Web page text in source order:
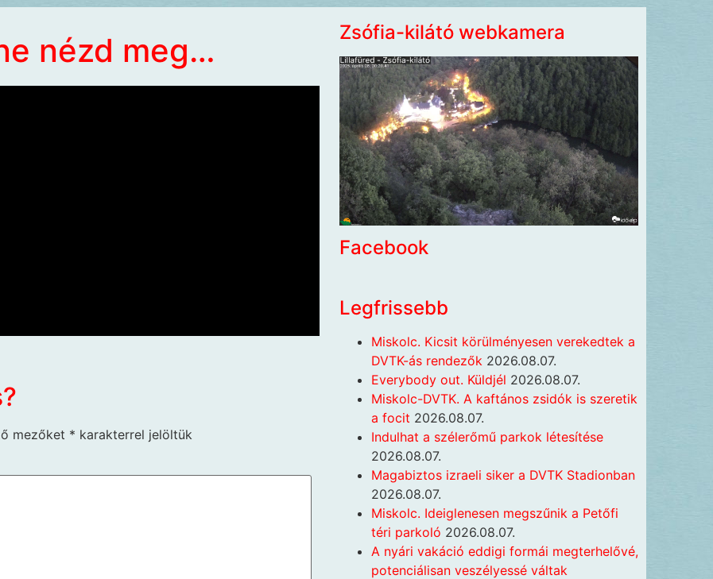
nézd meg…
mezőket * karakterrel jelöltük
Zsófia-kilátó webkamera
Facebook
Legfrissebb
Miskolc. Kicsit körülményesen verekedtek a
DVTK-ás rendezők 2026.08.07.
Everybody out. Küldjél 2026.08.07.
Miskolc-DVTK. A kaftános zsidók is szeretik
a focit 2026.08.07.
Indulhat a szélerőmű parkok létesítése
2026.08.07.
Magabiztos izraeli siker a DVTK Stadionban
2026.08.07.
Miskolc. Ideiglenesen megszűnik a Petőfi
téri parkoló 2026.08.07.
A nyári vakáció eddigi formái megterhelővé,
potenciálisan veszélyessé váltak